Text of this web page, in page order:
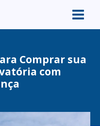
Comprar sua
com